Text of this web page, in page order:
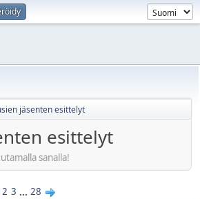
jäsenten esittelyt
esittelyt
sanalla!
2 3 ... 28